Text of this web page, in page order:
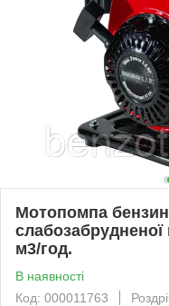
Мотопомпа
м3/год.
В наявності
Код: 000011763